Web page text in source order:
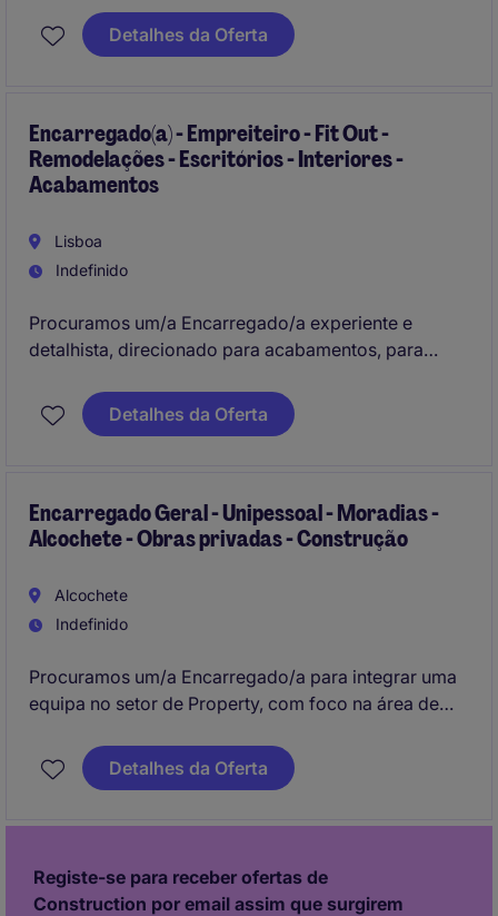
Detalhes da Oferta
Encarregado(a) - Empreiteiro - Fit Out -
Remodelações - Escritórios - Interiores -
Acabamentos
Lisboa
Indefinido
Procuramos um/a Encarregado/a experiente e
detalhista, direcionado para acabamentos, para
Construção, com foco em projetos de construção de
alta qualidade. Este profissional será responsável
estabelecidos.
Detalhes da Oferta
Encarregado Geral - Unipessoal - Moradias -
Alcochete - Obras privadas - Construção
Alcochete
Indefinido
Procuramos um/a Encarregado/a para integrar uma
equipa no setor de Property, com foco na área de
na gestão de equipas e na supervisão de projetos no
local.
Detalhes da Oferta
Registe-se para receber ofertas de
Construction por email assim que surgirem